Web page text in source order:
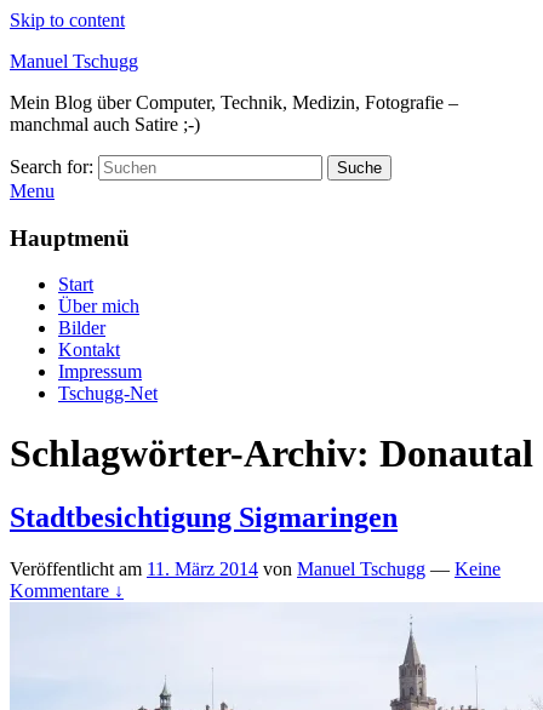
Skip to content
Manuel Tschugg
Mein Blog über Computer, Technik, Medizin, Fotografie –
manchmal auch Satire ;-)
Search for: Suche
Menu
Hauptmenü
Start
Über mich
Bilder
Kontakt
Impressum
Tschugg-Net
Schlagwörter-Archiv: Donautal
Stadtbesichtigung Sigmaringen
Veröffentlicht am 11. März 2014 von Manuel Tschugg — Keine
Kommentare ↓